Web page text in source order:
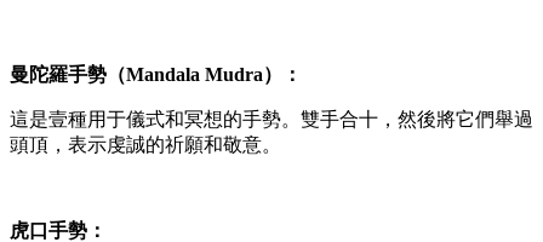
曼陀羅手勢（Mandala Mudra）：
這是壹種用于儀式和冥想的手勢。雙手合十，然後將它們舉過
頭頂，表示虔誠的祈願和敬意。
虎口手勢：